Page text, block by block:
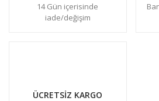
14 Gün içerisinde
iade/değişim
ÜCRETSİZ KARGO